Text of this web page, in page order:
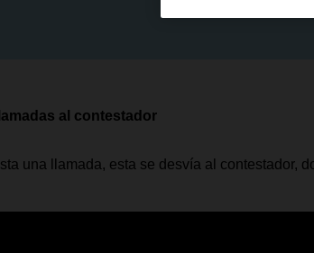
al contestador
una llamada, esta se desvía al contestador,